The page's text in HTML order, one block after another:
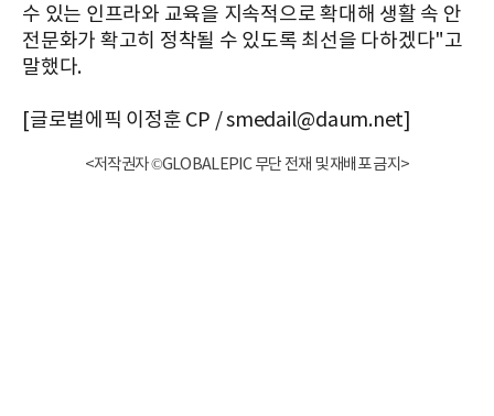
수 있는 인프라와 교육을 지속적으로 확대해 생활 속 안
전문화가 확고히 정착될 수 있도록 최선을 다하겠다"고
말했다.
[글로벌에픽 이정훈 CP / smedail@daum.net]
<저작권자 ©GLOBALEPIC 무단 전재 및 재배포 금지>